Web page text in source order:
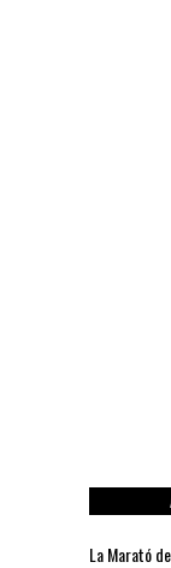
La Marató